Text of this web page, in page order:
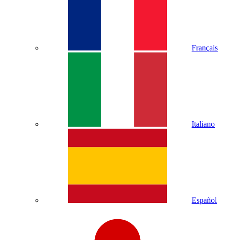
Français
Italiano
Español